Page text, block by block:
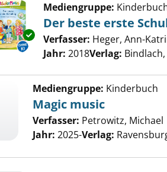
Exemplar-Details von Der
Mediengruppe:
Der beste erste
Verfasser: Heger, Ann-
Jahr: 2018Verlag:
Mediengruppe: Kinderbuch
Magic music
Verfasser: Petrowitz, Michael
Jahr: 2025-Verlag: